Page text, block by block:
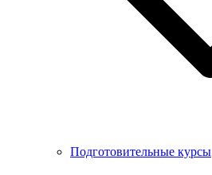
Подготовительные курсы